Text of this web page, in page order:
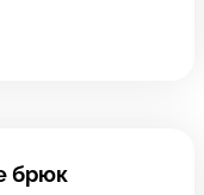
брюк
хотите
хотите